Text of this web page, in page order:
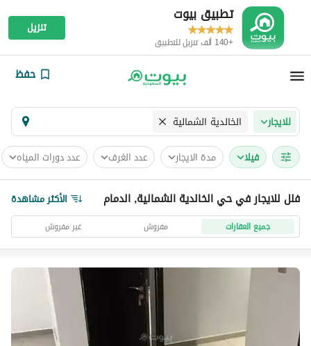
تطبيق بيوت
+140 ألف تنزيل للتطبيق
تنزيل
حفظ
للايجار الخالدية الشمالية
فیلا مدة الايجار عدد الغرف عدد دورات المياه
فلل للايجار في حي الخالدية الشمالية, الدمام الأكثر مشاهدة
جميع العقارات مفروش غير مفروش